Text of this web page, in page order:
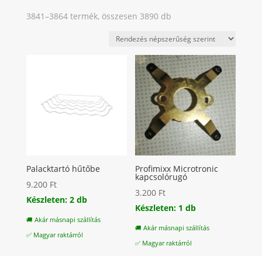
3841–3864 termék, összesen 3890 dbSorted
popularity
Palacktartó hűtőbe
9.200 Ft
Készleten: 2 db
🚚 Akár másnapi szállítás
✅ Magyar raktárról
Profimixx Microtronic
kapcsolórugó
3.200 Ft
Készleten: 1 db
🚚 Akár másnapi szállítás
✅ Magyar raktárról